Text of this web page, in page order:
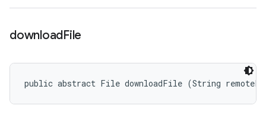
downloadFile
public abstract File downloadFile (String